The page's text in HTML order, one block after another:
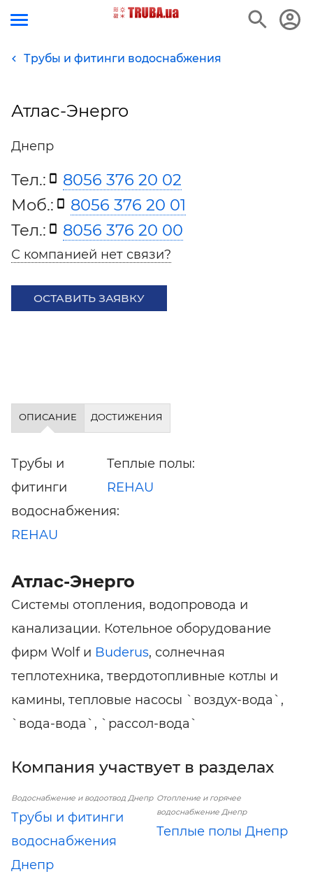
Трубы и фитинги водоснабжения
Атлас-Энерго
Днепр
Тел.:
8056 376 20 02
Моб.:
8056 376 20 01
Тел.:
8056 376 20 00
С компанией нет связи?
ОСТАВИТЬ ЗАЯВКУ
ОПИСАНИЕ ДОСТИЖЕНИЯ
Трубы и
фитинги
водоснабжения:
REHAU
Теплые полы:
REHAU
Атлас-Энерго
Системы отопления, водопровода и
канализации. Котельное оборудование
фирм Wolf и Buderus, солнечная
теплотехника, твердотопливные котлы и
камины, тепловые насосы `воздух-вода`,
`вода-вода`, `рассол-вода`
Компания участвует в разделах
Водоснабжение и водоотвод Днепр
Трубы и фитинги
водоснабжения
Днепр
Отопление и горячее
водоснабжение Днепр
Теплые полы Днепр